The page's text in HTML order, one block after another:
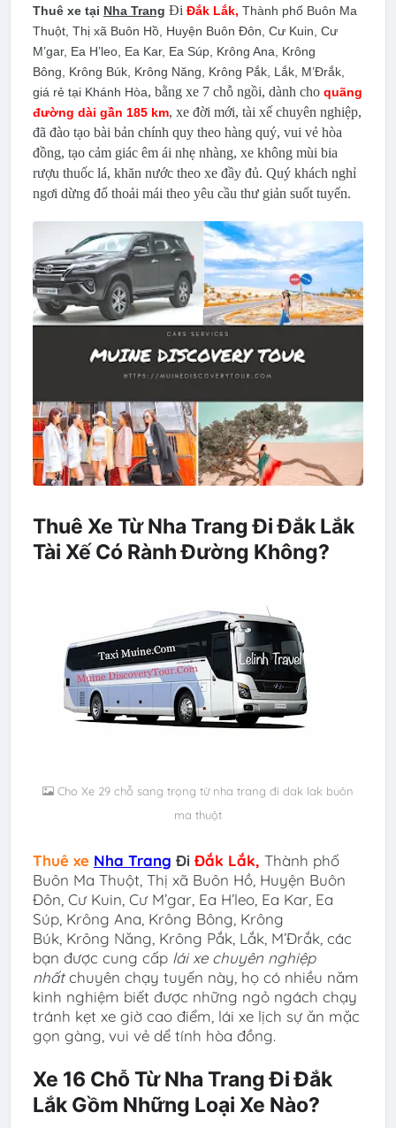
Thuê xe tại Nha Trang Đi Đắk Lắk, Thành phố Buôn Ma
Thuột, Thị xã Buôn Hồ, Huyện Buôn Đôn, Cư Kuin, Cư
M’gar, Ea H’leo, Ea Kar, Ea Súp, Krông Ana, Krông
Bông, Krông Búk, Krông Năng, Krông Pắk, Lắk, M’Đrắk,
giá rẻ tại Khánh Hòa, bằng xe 7 chỗ ngồi, dành cho quãng
đường dài gần 185 km, xe đời mới, tài xế chuyên nghiệp,
đã đào tạo bài bản chính quy theo hàng quý, vui vẻ hòa
đồng, tạo cảm giác êm ái nhẹ nhàng, xe không mùi bia
rượu thuốc lá, khăn nước theo xe đầy đủ. Quý khách nghỉ
ngơi dừng đổ thoải mái theo yêu cầu thư giản suốt tuyến.
Thuê Xe Từ Nha Trang Đi Đắk Lắk
Tài Xế Có Rành Đường Không?
Cho Xe 29 chỗ sang trọng từ nha trang đi dak lak buôn
ma thuột
Thuê xe Nha Trang Đi Đắk Lắk, Thành phố
Buôn Ma Thuột, Thị xã Buôn Hồ, Huyện Buôn
Đôn, Cư Kuin, Cư M’gar, Ea H’leo, Ea Kar, Ea
Súp, Krông Ana, Krông Bông, Krông
Búk, Krông Năng, Krông Pắk, Lắk, M’Đrắk các
bạn được cung cấp lái xe chuyên nghiệp
nhấtchuyên chạy tuyến này, họ có nhiều năm
kinh nghiệm biết được những ngỏ ngách chạy
tránh kẹt xe giờ cao điểm, lái xe lịch sự ăn mặc
gọn gàng, vui vẻ dể tính hòa đồng.
Xe 16 Chỗ Từ Nha Trang Đi Đắk
Lắk Gồm Những Loại Xe Nào?